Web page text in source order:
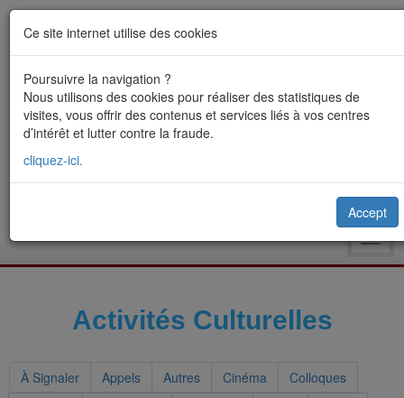
Activités Culturelles
À Signaler Appels Autres Cinéma
Colloques
Ce site internet utilise des cookies
Poursuivre la navigation ?
Nous utilisons des cookies pour réaliser des statistiques de
visites, vous offrir des contenus et services liés à vos centres
d’intérêt et lutter contre la fraude.
cliquez-ici.
Accept